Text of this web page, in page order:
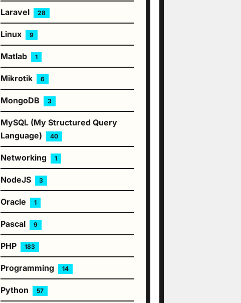
Laravel 28
Linux 9
Matlab 1
Mikrotik 6
MongoDB 3
MySQL (My Structured Query
Language)
40
Networking 1
NodeJS 3
Oracle 1
Pascal 9
PHP 183
Programming 14
Python 57